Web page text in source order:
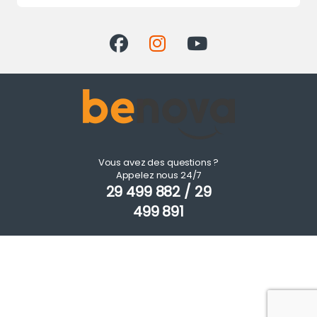
Vous avez des questions ?
Appelez nous 24/7
29 499 882 / 29
499 891